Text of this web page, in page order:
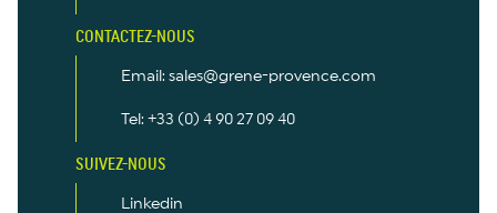
CONTACTEZ-NOUS
Email: sales@grene-provence.com
Tel: +33 (0) 4 90 27 09 40
SUIVEZ-NOUS
Linkedin